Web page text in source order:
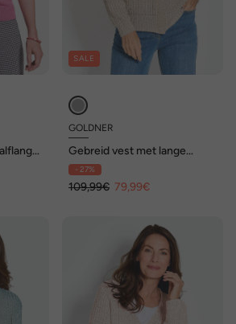
SALE
GOLDNER
Gebreid vest met lange
mouwen en V-hals
- 27%
109,99€ 79,99€